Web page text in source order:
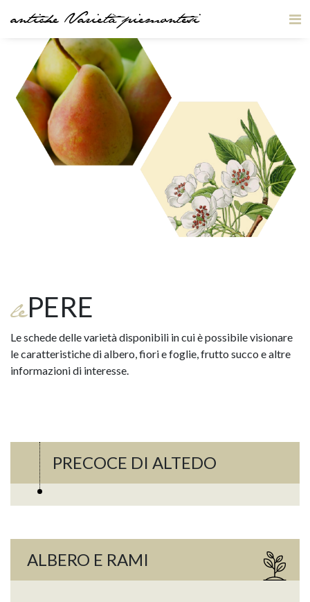
antiche Varietà piemontesi
lePERE
Le schede delle varietà disponibili in cui è possibile visionare
le caratteristiche di albero, fiori e foglie, frutto succo e altre
informazioni di interesse.
PRECOCE DI ALTEDO
ALBERO E RAMI